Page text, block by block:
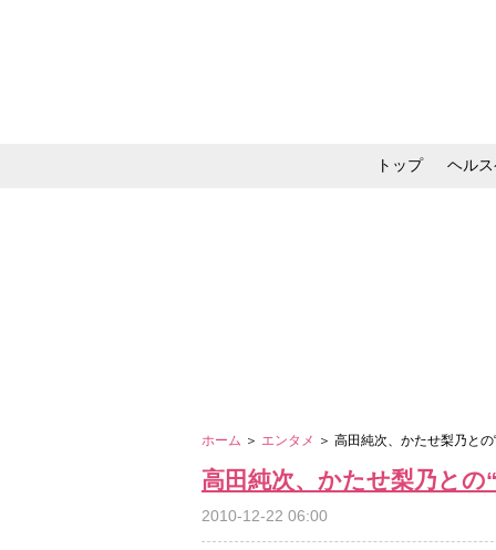
トップ ヘル
ホーム ＞ エンタメ ＞ 高田純次、かたせ梨乃と
高田純次、かたせ梨乃と
2010-12-22 06:00